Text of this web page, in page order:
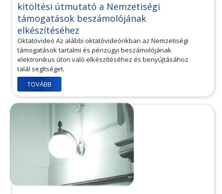
kitöltési útmutató a Nemzetiségi
támogatások beszámolójának
elkészítéséhez
Oktatóvideó Az alábbi oktatóvideónkban az Nemzetiségi
támogatások tartalmi és pénzügyi beszámolójának
elektronikus úton való elkészítéséhez és benyújtásához
talál segítséget.
TOVÁBB